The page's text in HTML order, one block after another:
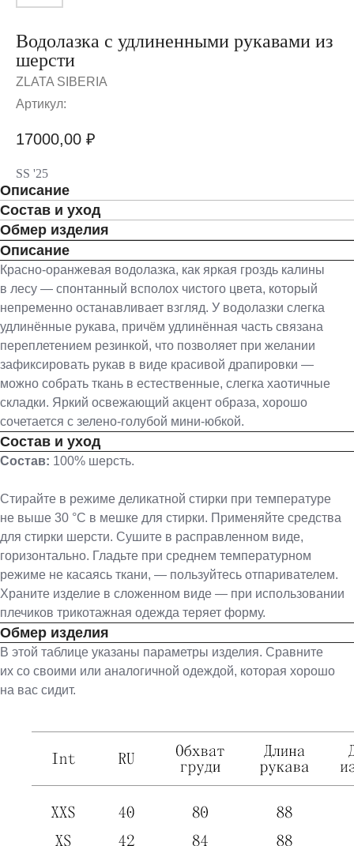
Водолазка с удлиненными рукавами из
шерсти
ZLATA SIBERIA
Артикул:
17000,00 ₽
SS '25
Описание
Состав и уход
Обмер изделия
Описание
Красно-оранжевая водолазка, как яркая гроздь калины
в лесу — спонтанный всполох чистого цвета, который
непременно останавливает взгляд. У водолазки слегка
удлинённые рукава, причём удлинённая часть связана
переплетением резинкой, что позволяет при желании
зафиксировать рукав в виде красивой драпировки —
можно собрать ткань в естественные, слегка хаотичные
складки. Яркий освежающий акцент образа, хорошо
сочетается с зелено-голубой мини-юбкой.
Состав и уход
Состав: 100% шерсть.
Стирайте в режиме деликатной стирки при температуре
не выше 30 °С в мешке для стирки. Применяйте средства
для стирки шерсти. Сушите в расправленном виде,
горизонтально. Гладьте при среднем температурном
режиме не касаясь ткани, — пользуйтесь отпаривателем.
Храните изделие в сложенном виде — при использовании
плечиков трикотажная одежда теряет форму.
Обмер изделия
В этой таблице указаны параметры изделия. Сравните
их со своими или аналогичной одеждой, которая хорошо
на вас сидит.
+7 913 915 54 06